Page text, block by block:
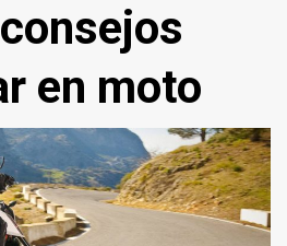
en moto